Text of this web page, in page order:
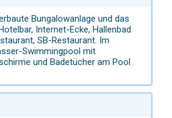
Bungalowanlage und das
Internet-Ecke, Hallenbad
SB-Restaurant. Im
Swimmingpool mit
und Badetücher am Pool